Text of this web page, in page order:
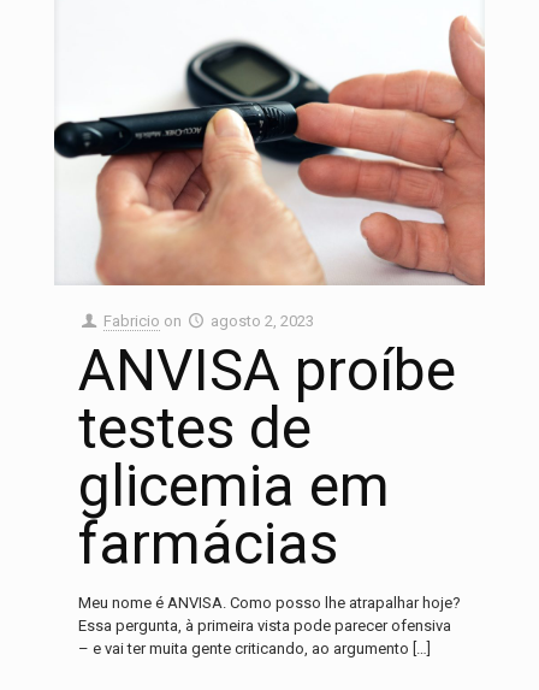
Fabricio on agosto 2, 2023
ANVISA proíbe
testes de
glicemia em
farmácias
Meu nome é ANVISA. Como posso lhe atrapalhar hoje?
Essa pergunta, à primeira vista pode parecer ofensiva
– e vai ter muita gente criticando, ao argumento […]